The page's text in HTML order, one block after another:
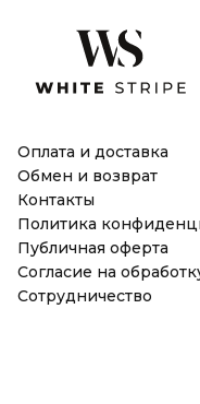
Оплата и доставка
Обмен и возврат
Контакты
Политика
Публичная оферта
Согласие на
Сотрудничество